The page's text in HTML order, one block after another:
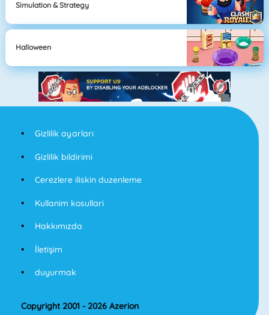
Simulation & Strategy
Halloween
Gizlilik ayarları
Gizlilik bildirimi
Cerezlere iliskin duzenleme
Kullanim kosullari
Hakkımızda
İletişim
duyurmak
Copyright 2001 - 2026 Azerion